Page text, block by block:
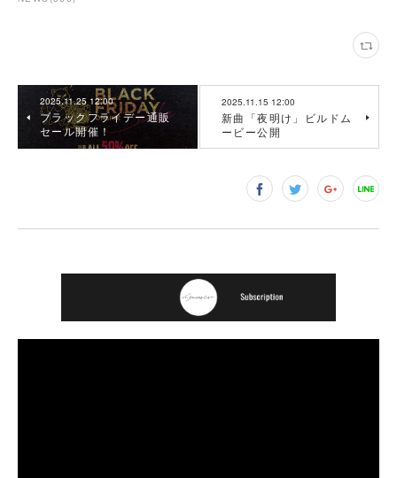
2025.11.25 12:00
ブラックフライデー通販
セール開催！
2025.11.15 12:00
新曲「夜明け」ビルドム
ービー公開